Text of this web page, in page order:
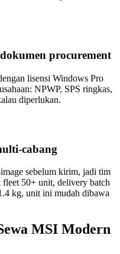
procurement
lisensi Windows Pro
NPWP, SPS ringkas,
diperlukan.
cabang
sebelum kirim, jadi tim
50+ unit, delivery batch
kg, unit ini mudah dibawa
MSI Modern